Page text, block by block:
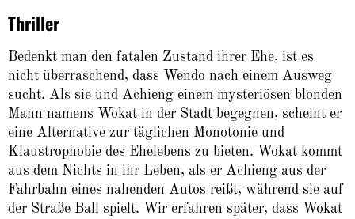
Thriller
Bedenkt man den fatalen Zustand ihrer Ehe, ist es
nicht überraschend, dass Wendo nach einem Ausweg
sucht. Als sie und Achieng einem mysteriösen blonden
Mann namens Wokat in der Stadt begegnen, scheint er
eine Alternative zur täglichen Monotonie und
Klaustrophobie des Ehelebens zu bieten. Wokat kommt
aus dem Nichts in ihr Leben, als er Achieng aus der
Fahrbahn eines nahenden Autos reißt, während sie auf
der Straße Ball spielt. Wir erfahren später, dass Wokat